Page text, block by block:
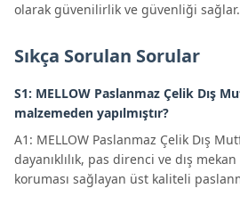
olarak güvenilirlik ve güvenliği sağlar.
Sıkça Sorulan Sorular
S1: MELLOW Paslanmaz Çelik Dış
malzemeden yapılmıştır?
A1: MELLOW Paslanmaz Çelik Dış
dayanıklılık, pas direnci ve dış
koruması sağlayan üst kaliteli